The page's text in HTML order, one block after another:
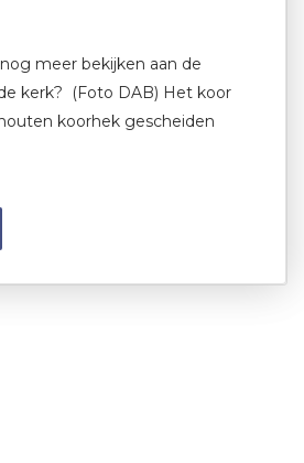
meer bekijken aan de
kerk? (Foto DAB) Het koor
koorhek gescheiden